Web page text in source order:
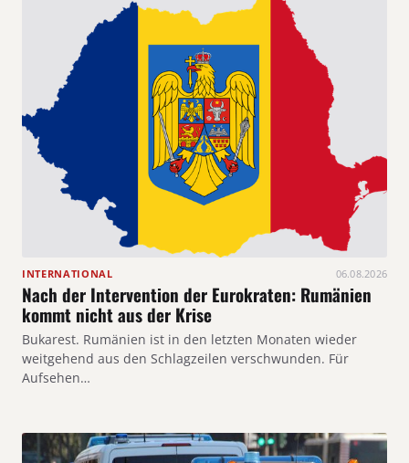
INTERNATIONAL 06.08.2026
Nach der Intervention der Eurokraten: Rumänien
kommt nicht aus der Krise
Bukarest. Rumänien ist in den letzten Monaten wieder
weitgehend aus den Schlagzeilen verschwunden. Für
Aufsehen…